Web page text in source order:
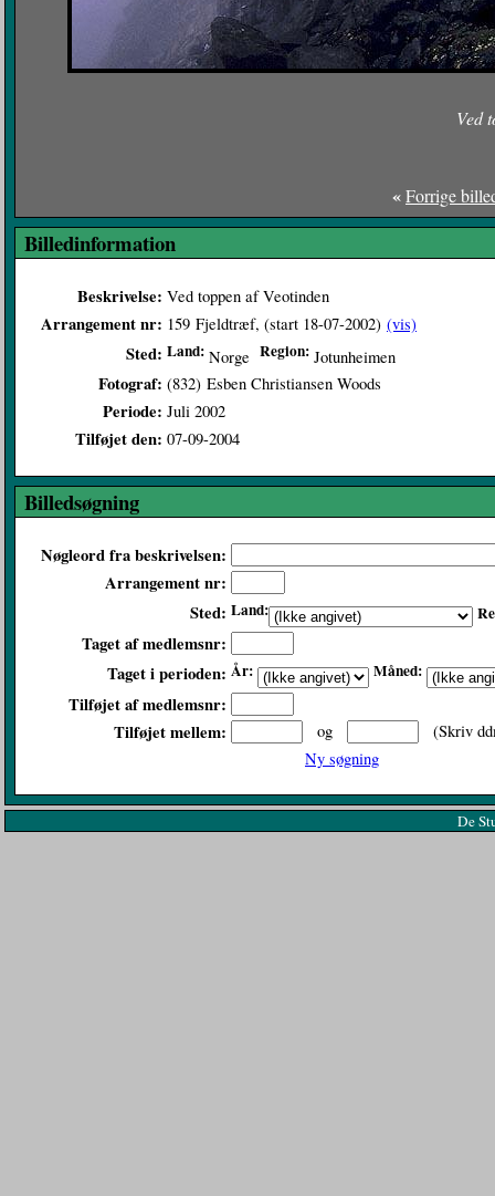
Ved
«Forrige
Billedinformation
Beskrivelse: Ved toppen af Veotinden
Arrangement nr: 159 Fjeldtræf, (start 18-07-2002) (vis)
Sted: Land: Norge Region: Jotunheimen
Fotograf: (832) Esben Christiansen Woods
Periode: Juli 2002
Tilføjet den: 07-09-2004
Billedsøgning
Nøgleord fra beskrivelsen:
Arrangement nr:
Sted: Land:
Taget af medlemsnr:
Taget i perioden: År: Måned:
Tilføjet af medlemsnr:
Tilføjet mellem:
og
(Skriv
Ny søgning
De